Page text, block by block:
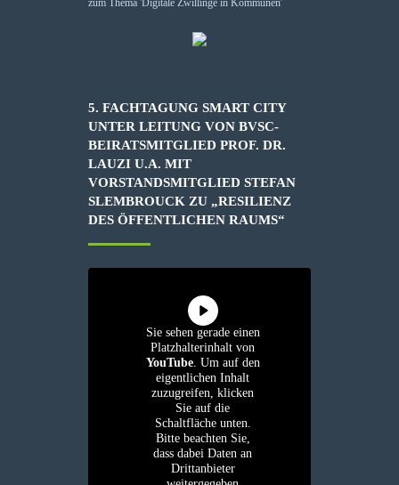
5. FACHTAGUNG SMART CITY
UNTER LEITUNG VON BVSC-
BEIRATSMITGLIED PROF. DR.
LAUZI U.A. MIT
VORSTANDSMITGLIED STEFAN
SLEMBROUCK ZU „RESILIENZ
DES ÖFFENTLICHEN RAUMS“
Sie sehen gerade einen
Platzhalterinhalt von
YouTube. Um auf den
eigentlichen Inhalt
zuzugreifen, klicken
Sie auf die
Schaltfläche unten.
Bitte beachten Sie,
dass dabei Daten an
Drittanbieter